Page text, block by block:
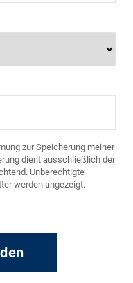
zur Speicherung meiner
dient ausschließlich der
Unberechtigte
werden angezeigt.